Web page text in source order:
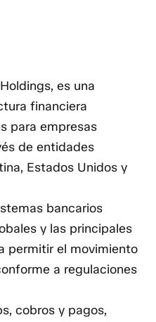
es una
financiera
para empresas
de entidades
Estados Unidos y
bancarios
y las principales
permitir el movimiento
a regulaciones
cobros y pagos,